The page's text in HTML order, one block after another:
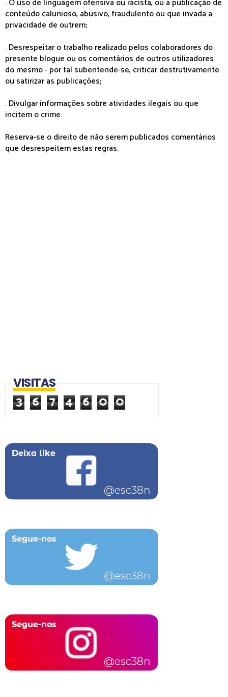
. O uso de linguagem ofensiva ou racista, ou a publicação de
conteúdo calunioso, abusivo, fraudulento ou que invada a
privacidade de outrem;
. Desrespeitar o trabalho realizado pelos colaboradores do
presente blogue ou os comentários de outros utilizadores
do mesmo - por tal subentende-se, criticar destrutivamente
ou satirizar as publicações;
. Divulgar informações sobre atividades ilegais ou que
incitem o crime.
Reserva-se o direito de não serem publicados comentários
que desrespeitem estas regras.
VISITAS
3 6 7 4 6 0 0